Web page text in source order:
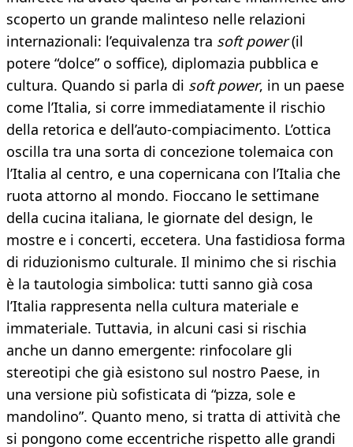
scoperto un grande malinteso nelle relazioni
internazionali: l’equivalenza tra soft power(il
potere “dolce” o soffice), diplomazia pubblica e
cultura. Quando si parla di soft power, in un paese
come l’Italia, si corre immediatamente il rischio
della retorica e dell’auto-compiacimento. L’ottica
oscilla tra una sorta di concezione tolemaica con
l’Italia al centro, e una copernicana con l’Italia che
ruota attorno al mondo. Fioccano le settimane
della cucina italiana, le giornate del design, le
mostre e i concerti, eccetera. Una fastidiosa forma
di riduzionismo culturale. Il minimo che si rischia
è la tautologia simbolica: tutti sanno già cosa
l’Italia rappresenta nella cultura materiale e
immateriale. Tuttavia, in alcuni casi si rischia
anche un danno emergente: rinfocolare gli
stereotipi che già esistono sul nostro Paese, in
una versione più sofisticata di “pizza, sole e
mandolino”. Quanto meno, si tratta di attività che
si pongono come eccentriche rispetto alle grandi